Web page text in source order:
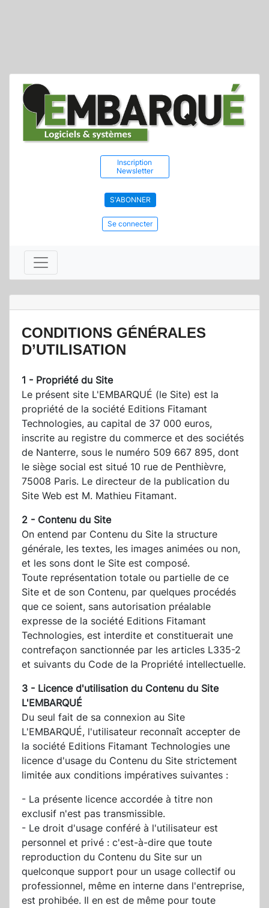
Inscription
Newsletter
S'ABONNER
Se connecter
CONDITIONS GÉNÉRALES
D’UTILISATION
1 - Propriété du Site
Le présent site L'EMBARQUÉ (le Site) est la
propriété de la société Editions Fitamant
Technologies, au capital de 37 000 euros,
inscrite au registre du commerce et des sociétés
de Nanterre, sous le numéro 509 667 895, dont
le siège social est situé 10 rue de Penthièvre,
75008 Paris. Le directeur de la publication du
Site Web est M. Mathieu Fitamant.
2 - Contenu du Site
On entend par Contenu du Site la structure
générale, les textes, les images animées ou non,
et les sons dont le Site est composé.
Toute représentation totale ou partielle de ce
Site et de son Contenu, par quelques procédés
que ce soient, sans autorisation préalable
expresse de la société Editions Fitamant
Technologies, est interdite et constituerait une
contrefaçon sanctionnée par les articles L335-2
et suivants du Code de la Propriété intellectuelle.
3 - Licence d'utilisation du Contenu du Site
L'EMBARQUÉ
Du seul fait de sa connexion au Site
L'EMBARQUÉ, l'utilisateur reconnaît accepter de
la société Editions Fitamant Technologies une
licence d'usage du Contenu du Site strictement
limitée aux conditions impératives suivantes :
- La présente licence accordée à titre non
exclusif n'est pas transmissible.
- Le droit d'usage conféré à l'utilisateur est
personnel et privé : c'est-à-dire que toute
reproduction du Contenu du Site sur un
quelconque support pour un usage collectif ou
professionnel, même en interne dans l'entreprise,
est prohibée. Il en est de même pour toute